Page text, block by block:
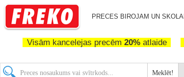
PRECES BIROJAM UN SKOLAI
Visām kancelejas precēm 20%atlaide
Meklēt!